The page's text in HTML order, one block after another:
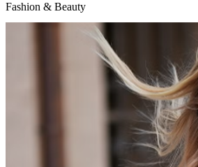
Fashion & Beauty